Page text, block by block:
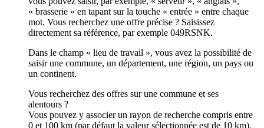
« brasserie » en tapant sur la touche « entrée » entre chaque
mot. Vous recherchez une offre précise ? Saisissez
directement sa référence, par exemple 049RSNK.
Dans le champ « lieu de travail », vous avez la possibilité de
saisir une commune, un département, une région, un pays ou
un continent.
Vous recherchez des offres sur une commune et ses
alentours ?
Vous pouvez y associer un rayon de recherche compris entre
0 et 100 km (par défaut la valeur sélectionnée est de 10 km).